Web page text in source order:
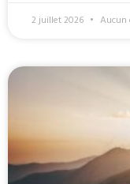
2 juillet 2026 Aucun